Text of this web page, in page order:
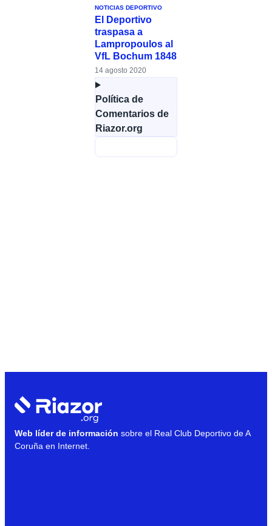
NOTICIAS DEPORTIVO
El Deportivo
traspasa a
Lampropoulos al
VfL Bochum 1848
14 agosto 2020
Política de
Comentarios de
Riazor.org
Web líder de información sobre el Real Club Deportivo de A
Coruña en Internet.